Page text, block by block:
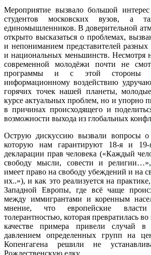
Мероприятие вызвало большой
студентов московских вузов, а
единомышленников. В доверительной
открыто высказаться о проблемах,
и непониманием представителей разных
и национальных меньшинств. Несмотря
современной молодёжи почти не
программы и с этой стороны
информационному воздействию
горячих точек нашей планеты,
курсе актуальных проблем, но и упорно
в причинах происходящего и
возможности выхода из глобальных
Острую дискуссию вызвали вопросы о
которую нам гарантируют 18-я и 19-
декларации прав человека («Каждый
свободу мысли, совести и
имеет право на свободу убеждений и на
их..»), и как это реализуется на
Западной Европы, где всё чаще
между иммигрантами и коренным
мнение, что европейские
толерантностью, которая превратилась
качестве примера привели случай
давлением определенных групп на
Копенгагена решили не
Рождественскую елку.